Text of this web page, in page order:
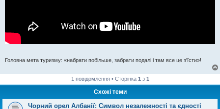
Головна мета туризму: «набрати побільше, забрати подалі і там все це з'їсти»!
1 повідомлення • Сторінка 1 з 1
Схожі теми
Чорний орел Албанії: Символ незалежності та єдності